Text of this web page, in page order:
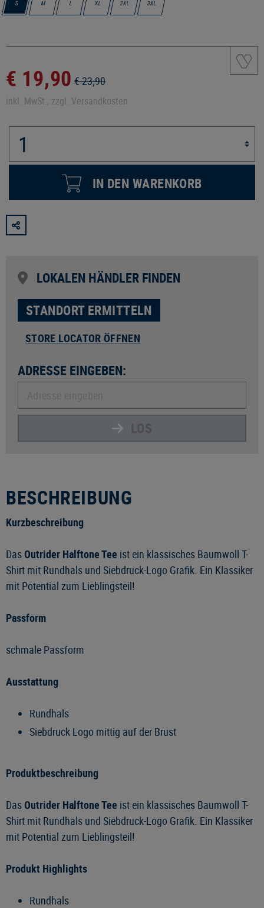
S M L XL 2XL 3XL
€ 19,90 € 23,90
inkl. MwSt., zzgl. Versandkosten
IN DEN WARENKORB
LOKALEN HÄNDLER FINDEN
STANDORT ERMITTELN
STORE LOCATOR ÖFFNEN
ADRESSE EINGEBEN:
LOS
BESCHREIBUNG
Kurzbeschreibung
DasOutrider Halftone Tee ist ein klassisches Baumwoll T-
Shirt mit Rundhals und Siebdruck-Logo Grafik. Ein Klassiker
mit Potential zum Lieblingsteil!
Passform
schmale Passform
Ausstattung
Rundhals
Siebdruck Logo mittig auf der Brust
Produktbeschreibung
DasOutrider Halftone Tee ist ein klassisches Baumwoll T-
Shirt mit Rundhals und Siebdruck-Logo Grafik. Ein Klassiker
mit Potential zum Lieblingsteil!
Produkt Highlights
Rundhals